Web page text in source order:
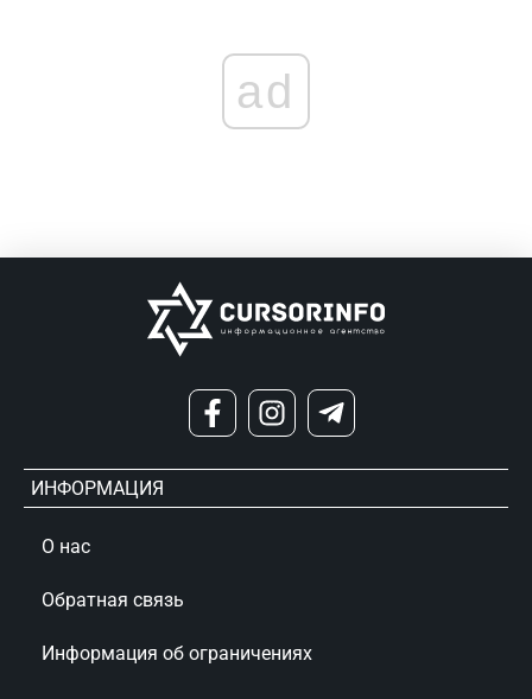
ad
ИНФОРМАЦИЯ
О нас
Обратная связь
Информация об ограничениях